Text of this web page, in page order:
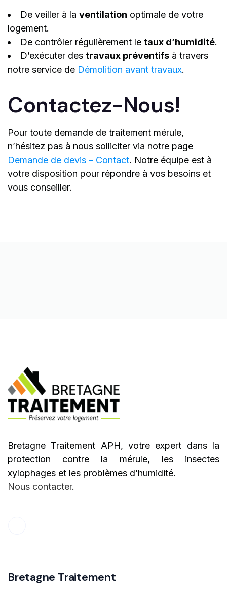
De veiller à la ventilation optimale de votre
logement.
De contrôler régulièrement le taux d’humidité.
D’exécuter des travaux préventifs à travers
notre service de Démolition avant travaux.
Contactez-Nous!
Pour toute demande de traitement mérule,
n’hésitez pas à nous solliciter via notre page
Demande de devis – Contact. Notre équipe est à
votre disposition pour répondre à vos besoins et
vous conseiller.
Bretagne Traitement APH, votre expert dans la
protection contre la mérule, les insectes
xylophages et les problèmes d’humidité.
Nous contacter.
Bretagne Traitement